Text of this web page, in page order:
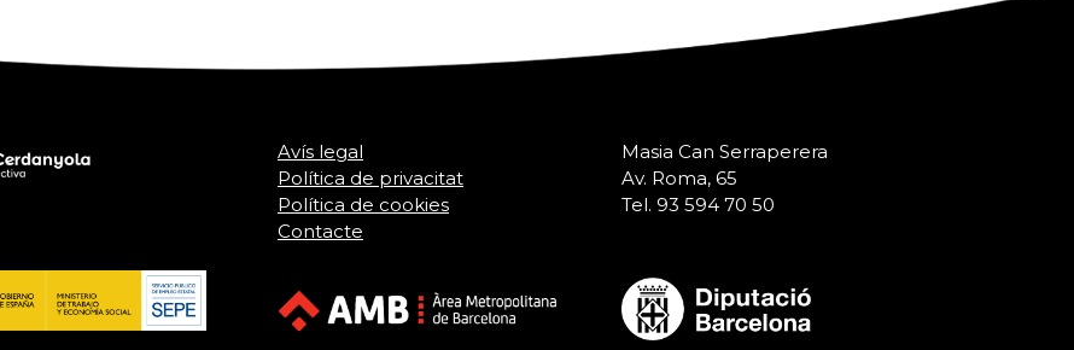
Avís legal
Política de privacitat
Política de cookies
Contacte
Masia Can Serraperera
Av. Roma, 65
Tel. 93 594 70 50